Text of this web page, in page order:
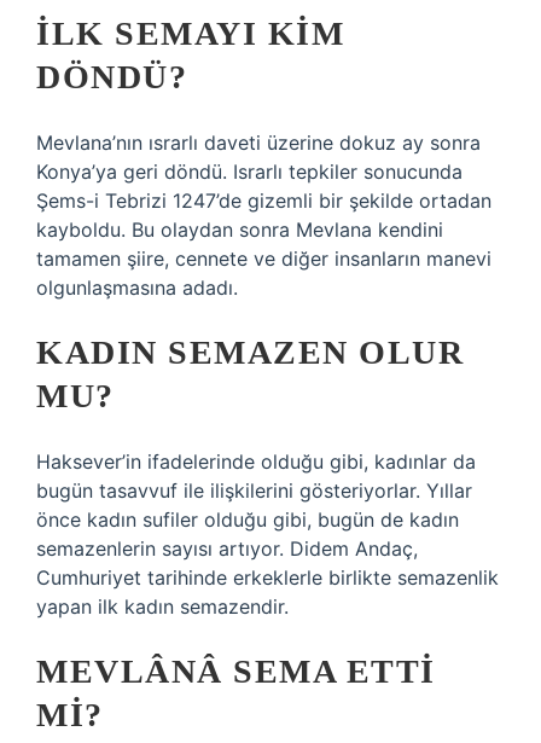
İLK SEMAYI KIM
DÖNDÜ?
Mevlana’nın ısrarlı daveti üzerine dokuz ay sonra
Konya’ya geri döndü. Israrlı tepkiler sonucunda
Şems-i Tebrizi 1247’de gizemli bir şekilde ortadan
kayboldu. Bu olaydan sonra Mevlana kendini
tamamen şiire, cennete ve diğer insanların manevi
olgunlaşmasına adadı.
KADIN SEMAZEN OLUR
MU?
Haksever’in ifadelerinde olduğu gibi, kadınlar da
bugün tasavvuf ile ilişkilerini gösteriyorlar. Yıllar
önce kadın sufiler olduğu gibi, bugün de kadın
semazenlerin sayısı artıyor. Didem Andaç,
Cumhuriyet tarihinde erkeklerle birlikte semazenlik
yapan ilk kadın semazendir.
MEVLÂNÂ SEMA ETTI
MI?